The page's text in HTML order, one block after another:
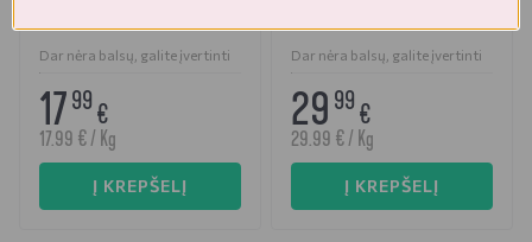
Dar nėra balsų, galite įvertinti
1799€
17.99 € / Kg
Į KREPŠELĮ
Dar nėra balsų, galite įvertinti
29 99€
29.99 € / Kg
Į KREPŠELĮ